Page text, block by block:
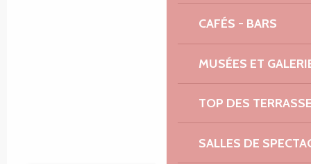
CAFÉS - BARS
MUSÉES ET
TOP DES
SALLES DE